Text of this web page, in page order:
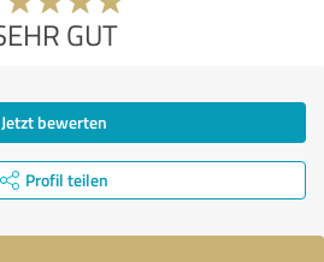
GUT
Jetzt bewerten
Profil teilen